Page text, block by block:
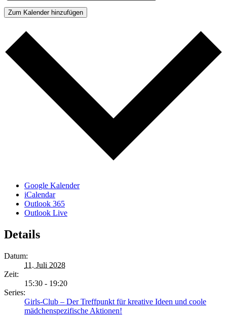
Zum Kalender hinzufügen
Google Kalender
iCalendar
Outlook 365
Outlook Live
Details
Datum:
11. Juli 2028
Zeit:
15:30 - 19:20
Series:
Girls-Club – Der Treffpunkt für kreative Ideen und coole
mädchenspezifische Aktionen!